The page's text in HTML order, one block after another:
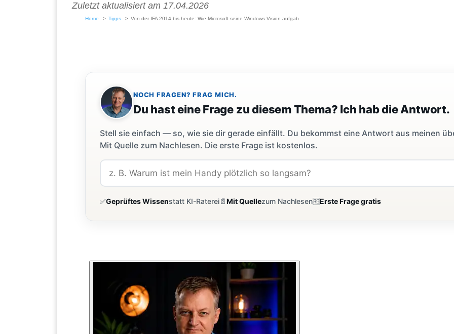
Zuletzt aktualisiert am 17.04.2026
Home Tipps Von der IFA 2014 bis heute: Wie Microsoft seine Windows-Vision aufgab
NOCH FRAGEN? FRAG MICH.
Du hast eine Frage zu diesem Thema? Ich hab die Antwort.
Stell sie einfach — so, wie sie dir gerade einfällt. Du bekommst eine Antwort aus meinen
Mit Quelle zum Nachlesen. Die erste Frage ist kostenlos.
✅Geprüftes Wissenstatt KI-Raterei📄Mit Quellezum Nachlesen🆓Erste Frage gratis